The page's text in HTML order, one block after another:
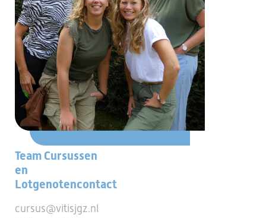
Team Cursussen
en
Lotgenotencontact
cursus@vitisjgz.nl